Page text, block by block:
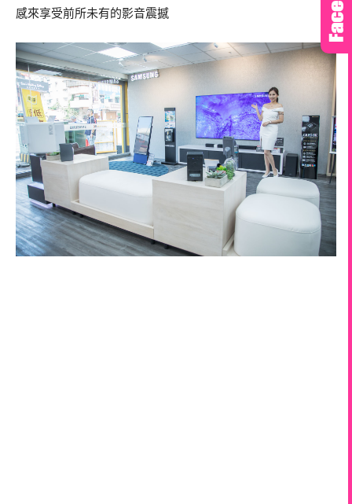
感來享受前所未有的影音震撼